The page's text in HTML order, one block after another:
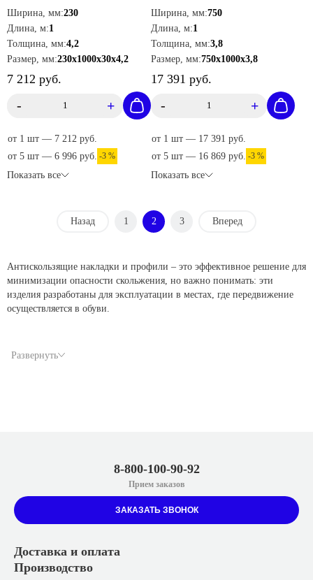
GKXW2301000
Ширина, мм:230
Длина, м:1
Толщина, мм:4,2
Размер, мм:230х1000х30х4,2
7 212 руб.
- +
от 1 шт — 7 212 руб.
от 5 шт — 6 996 руб. -3 %
Показать все
Ширина, мм:750
Длина, м:1
Толщина, мм:3,8
Размер, мм:750х1000х3,8
17 391 руб.
- +
от 1 шт — 17 391 руб.
от 5 шт — 16 869 руб. -3 %
Показать все
Назад 1 2 3 Вперед
Антискользящие накладки и профили – это эффективное решение для
минимизации опасности скольжения, но важно понимать: эти
изделия разработаны для эксплуатации в местах, где передвижение
осуществляется в обуви.
Пандусах и наклонных поверхностях.
Входных группах в зону бассейна.
Антискользящий эффект достигается за счет абразивного слоя,
надежно закрепленного на основе из стеклопластика или
Развернуть
Доставка и оплата
Производство
8-800-100-90-92
Прием заказов
ЗАКАЗАТЬ ЗВОНОК